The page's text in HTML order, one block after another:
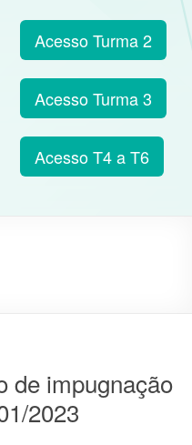
Acesso Turma 2
Acesso Turma 3
Acesso T4 a T6
de impugnação
2023